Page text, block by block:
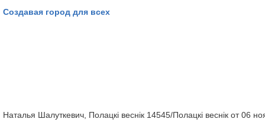
Создавая город для всех
Наталья Шалуткевич, Полацкі веснік 14545/Полацкі веснік от 06